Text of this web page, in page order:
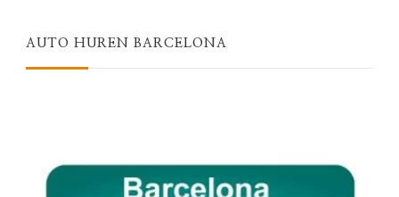
AUTO HUREN BARCELONA